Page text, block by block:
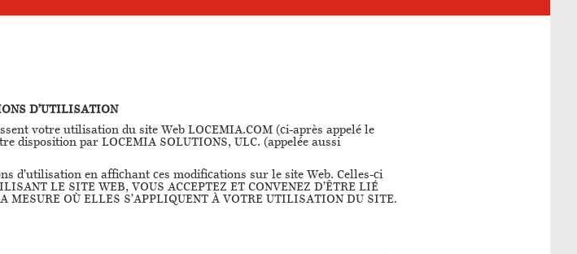
D’UTILISATION
votre utilisation du site Web LOCEMIA.COM (ci-après appelé le
disposition par LOCEMIA SOLUTIONS, ULC. (appelée aussi
d’utilisation en affichant ces modifications sur le site Web. Celles-ci
LE SITE WEB, VOUS ACCEPTEZ ET CONVENEZ D’ÊTRE LIÉ
MESURE OÙ ELLES S’APPLIQUENT À VOTRE UTILISATION DU SITE.